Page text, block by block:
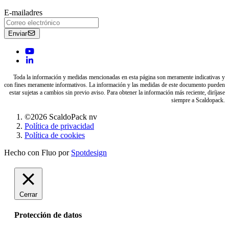
E-mailadres
Enviar
Toda la información y medidas mencionadas en esta página son meramente indicativas y
con fines meramente informativos. La información y las medidas de este documento pueden
estar sujetas a cambios sin previo aviso. Para obtener la información más reciente, diríjase
siempre a Scaldopack.
©2026 ScaldoPack nv
Política de privacidad
Política de cookies
Hecho con Fluo por Spotdesign
Cerrar
Protección de datos